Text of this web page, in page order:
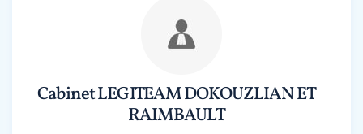
Cabinet LEGITEAM DOKOUZLIAN ET
RAIMBAULT